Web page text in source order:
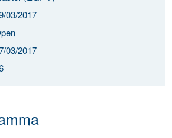
03/2017
03/2017